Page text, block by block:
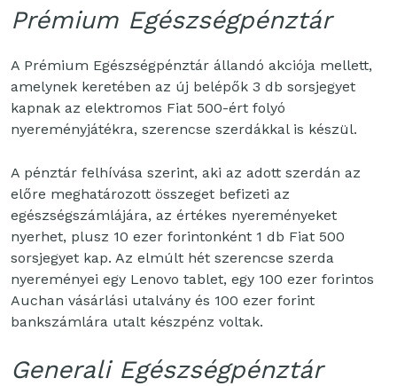
Prémium Egészségpénztár
A Prémium Egészségpénztár állandó akciója mellett,
amelynek keretében az új belépők 3 db sorsjegyet
kapnak az elektromos Fiat 500-ért folyó
nyereményjátékra, szerencse szerdákkal is készül.
A pénztár felhívása szerint, aki az adott szerdán az
előre meghatározott összeget befizeti az
egészségszámlájára, az értékes nyereményeket
nyerhet, plusz 10 ezer forintonként 1 db Fiat 500
sorsjegyet kap. Az elmúlt hét szerencse szerda
nyereményei egy Lenovo tablet, egy 100 ezer forintos
Auchan vásárlási utalvány és 100 ezer forint
bankszámlára utalt készpénz voltak.
Generali Egészségpénztár